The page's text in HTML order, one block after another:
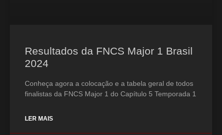
Resultados da FNCS Major 1 Brasil
2024
Conheça agora a colocação e a tabela geral de todos
finalistas da FNCS Major 1 do Capítulo 5 Temporada 1
LER MAIS